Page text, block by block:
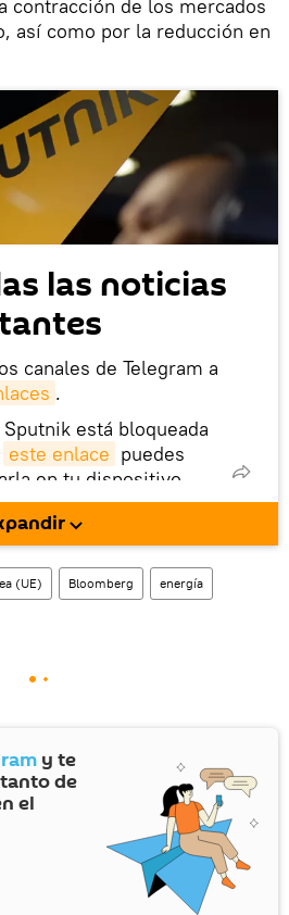
contracción de los mercados
así como por la reducción en
las noticias
canales de Telegram a
.
está bloqueada
este enlace puedes
en tu dispositivo
cuenta en la red
(UE) Bloomberg energía
y te
de
el